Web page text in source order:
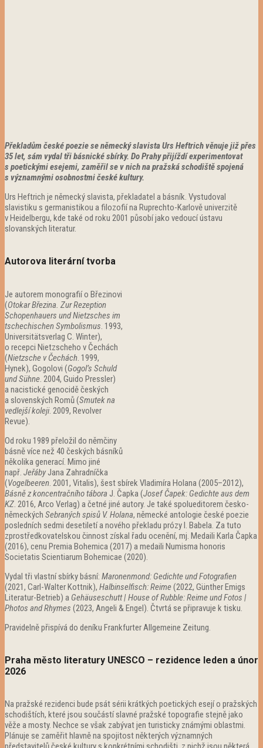
Překladům české poezie se německý slavista Urs Heftrich věnuje již přes
35 let, sám vydal tři básnické sbírky. Do Prahy přijíždí experimentovat
s poetickými esejemi, zaměřil se v nich na pražská schodiště spojená
s významnými osobnostmi české kultury.
Urs Heftrich je německý slavista, překladatel a básník. Vystudoval
slavistiku s germanistikou a filozofií na Ruprechto-Karlově univerzitě
v Heidelbergu, kde také od roku 2001 působí jako vedoucí ústavu
slovanských literatur.
Autorova literární tvorba
Je autorem monografií o Březinovi
(Otokar Březina. Zur Rezeption
Schopenhauers und Nietzsches im
tschechischen Symbolismus . 1993,
Universitätsverlag C. Winter),
o recepci Nietzscheho v Čechách
(Nietzsche v Čechách . 1999,
Hynek), Gogolovi (Gogol’s Schuld
und Sühne . 2004, Guido Pressler)
a nacistické genocidě českých
a slovenských Romů (Smutek na
vedlejší koleji. 2009, Revolver
Revue).
Od roku 1989 přeložil do němčiny
básně více než 40 českých básníků
několika generací. Mimo jiné
např. JeřábyJana Zahradníčka
(Vogelbeeren . 2001, Vitalis), šest sbírek Vladimíra Holana (2005–2012),
Básně z koncentračního tábora J. Čapka (Josef Čapek: Gedichte aus dem
KZ . 2016, Arco Verlag) a četné jiné autory. Je také spolueditorem česko-
německých Sebraných spisů V. Holana, německé antologie české poezie
posledních sedmi desetiletí a nového překladu prózy I. Babela. Za tuto
zprostředkovatelskou činnost získal řadu ocenění, mj. Medaili Karla Čapka
(2016), cenu Premia Bohemica (2017) a medaili Numisma honoris
Societatis Scientiarum Bohemicae (2020).
Vydal tři vlastní sbírky básní: Maronenmond: Gedichte und Fotografien
(2021, Carl-Walter Kottnik), Halbinselfisch: Reime(2022, Günther Emigs
Literatur-Betrieb) a Gehäuseschutt | House of Rubble: Reime und Fotos |
Photos and Rhymes (2023, Angeli & Engel). Čtvrtá se připravuje k tisku.
Pravidelně přispívá do deníku Frankfurter Allgemeine Zeitung.
Praha město literatury UNESCO – rezidence leden a únor
2026
Na pražské rezidenci bude psát sérii krátkých poetických esejí o pražských
schodištích, které jsou součástí slavné pražské topografie stejně jako
věže a mosty. Nechce se však zabývat jen turisticky známými oblastmi.
Plánuje se zaměřit hlavně na spojitost některých významných